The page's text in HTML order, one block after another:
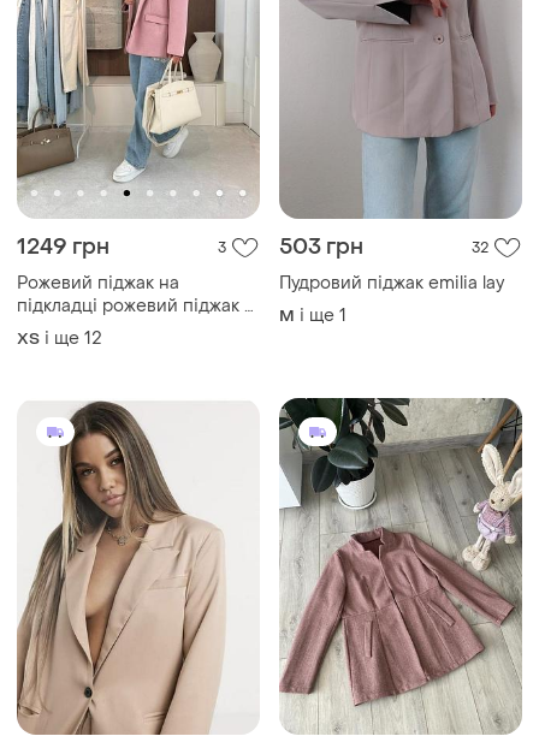
1249 грн 3
Рожевий піджак на
підкладці рожевий піджак з
плечиками рожевий піджак
оверсайз
ХS і ще 12
503 грн 32
Пудровий піджак emilia lay
M і ще 1